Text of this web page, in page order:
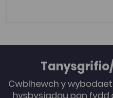
Cwblhewch y
hysbysiadau pan fydd